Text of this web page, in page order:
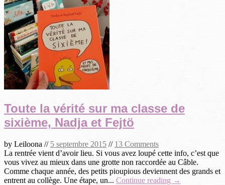
Toute la vérité sur ma classe de
sixième, Nadja et Fejtö
by Leiloona // 5 septembre 2015 // 13 Comments
La rentrée vient d’avoir lieu. Si vous avez loupé cette info, c’est que
vous vivez au mieux dans une grotte non raccordée au Câble.
Comme chaque année, des petits pioupious deviennent des grands et
entrent au collège. Une étape, un... Continue reading →